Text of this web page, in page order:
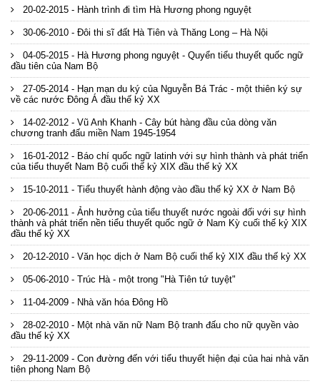
20-02-2015 - Hành trình đi tìm Hà Hương phong nguyệt
30-06-2010 - Đôi thi sĩ đất Hà Tiên và Thăng Long – Hà Nội
04-05-2015 - Hà Hương phong nguyệt - Quyển tiểu thuyết quốc ngữ
đầu tiên của Nam Bộ
27-05-2014 - Hạn mạn du ký của Nguyễn Bá Trác - một thiên ký sự
về các nước Đông Á đầu thế kỷ XX
14-02-2012 - Vũ Anh Khanh - Cây bút hàng đầu của dòng văn
chương tranh đấu miền Nam 1945-1954
16-01-2012 - Báo chí quốc ngữ latinh với sự hình thành và phát triển
của tiểu thuyết Nam Bộ cuối thế kỷ XIX đầu thế kỷ XX
15-10-2011 - Tiểu thuyết hành động vào đầu thế kỷ XX ở Nam Bộ
20-06-2011 - Ảnh hưởng của tiểu thuyết nước ngoài đối với sự hình
thành và phát triển nền tiểu thuyết quốc ngữ ở Nam Kỳ cuối thế kỷ XIX
đầu thế kỷ XX
20-12-2010 - Văn học dịch ở Nam Bộ cuối thế kỷ XIX đầu thế kỷ XX
05-06-2010 - Trúc Hà - một trong "Hà Tiên tứ tuyệt"
11-04-2009 - Nhà văn hóa Đông Hồ
28-02-2010 - Một nhà văn nữ Nam Bộ tranh đấu cho nữ quyền vào
đầu thế kỷ XX
29-11-2009 - Con đường đến với tiểu thuyết hiện đại của hai nhà văn
tiên phong Nam Bộ